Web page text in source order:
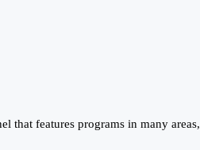
that features programs in many areas,